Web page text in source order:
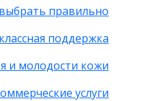
правильно
поддержка
и молодости кожи
услуги